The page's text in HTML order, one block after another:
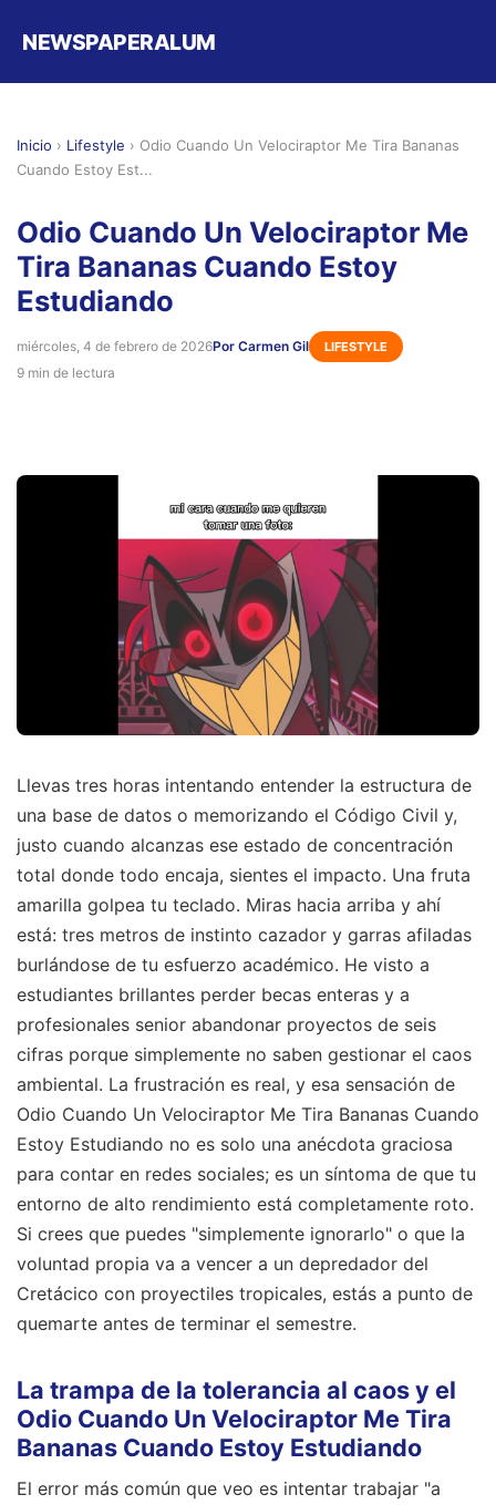
NEWSPAPERALUM
Inicio › Lifestyle › Odio Cuando Un Velociraptor Me Tira Bananas
Cuando Estoy Est...
Odio Cuando Un Velociraptor Me
Tira Bananas Cuando Estoy
Estudiando
miércoles, 4 de febrero de 2026Por Carmen Gil LIFESTYLE
9 min de lectura
Llevas tres horas intentando entender la estructura de
una base de datos o memorizando el Código Civil y,
justo cuando alcanzas ese estado de concentración
total donde todo encaja, sientes el impacto. Una fruta
amarilla golpea tu teclado. Miras hacia arriba y ahí
está: tres metros de instinto cazador y garras afiladas
burlándose de tu esfuerzo académico. He visto a
estudiantes brillantes perder becas enteras y a
profesionales senior abandonar proyectos de seis
cifras porque simplemente no saben gestionar el caos
ambiental. La frustración es real, y esa sensación de
Odio Cuando Un Velociraptor Me Tira Bananas Cuando
Estoy Estudiando no es solo una anécdota graciosa
para contar en redes sociales; es un síntoma de que tu
entorno de alto rendimiento está completamente roto.
Si crees que puedes "simplemente ignorarlo" o que la
voluntad propia va a vencer a un depredador del
Cretácico con proyectiles tropicales, estás a punto de
quemarte antes de terminar el semestre.
La trampa de la tolerancia al caos y el
Odio Cuando Un Velociraptor Me Tira
Bananas Cuando Estoy Estudiando
El error más común que veo es intentar trabajar "a